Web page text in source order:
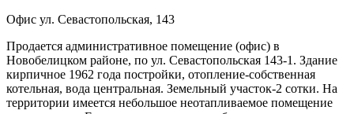
Офис ул. Севастопольская, 143
Продается административное помещение (офис) в
Новобелицком районе, по ул. Севастопольская 143-1. Здание
кирпичное 1962 года постройки, отопление-собственная
котельная, вода центральная. Земельный участок-2 сотки. На
территории имеется небольшое неотапливаемое помещение